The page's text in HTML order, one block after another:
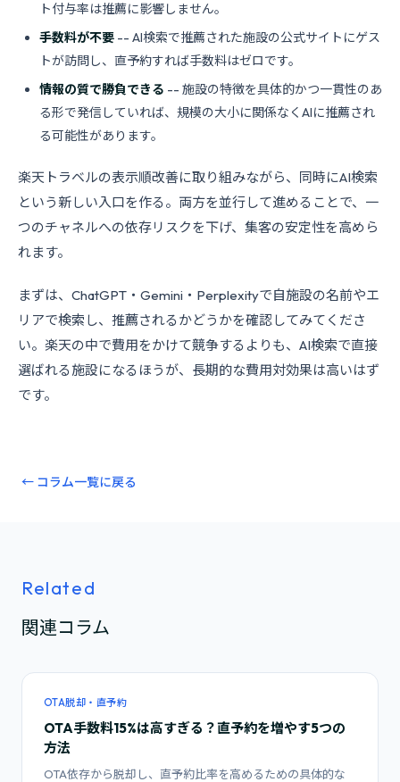
ト付与率は推薦に影響しません。
手数料が不要 -- AI検索で推薦された施設の公式サイトにゲス
トが訪問し、直予約すれば手数料はゼロです。
情報の質で勝負できる -- 施設の特徴を具体的かつ一貫性のあ
る形で発信していれば、規模の大小に関係なくAIに推薦され
る可能性があります。
楽天トラベルの表示順改善に取り組みながら、同時にAI検索
という新しい入口を作る。両方を並行して進めることで、一
つのチャネルへの依存リスクを下げ、集客の安定性を高めら
れます。
まずは、ChatGPT・Gemini・Perplexityで自施設の名前やエ
リアで検索し、推薦されるかどうかを確認してみてくださ
い。楽天の中で費用をかけて競争するよりも、AI検索で直接
選ばれる施設になるほうが、長期的な費用対効果は高いはず
です。
← コラム一覧に戻る
Related
関連コラム
OTA脱却・直予約
OTA手数料15%は高すぎる？直予約を増やす5つの
方法
OTA依存から脱却し、直予約比率を高めるための具体的な